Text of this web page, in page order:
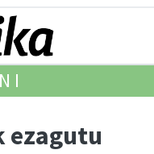
ezagutu